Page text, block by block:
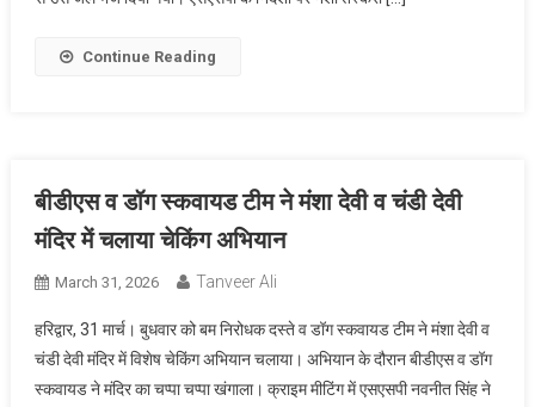
Continue Reading
बीडीएस व डॉग स्कवायड टीम ने मंशा देवी व चंडी देवी
मंदिर में चलाया चेकिंग अभियान
March 31, 2026 Tanveer Ali
हरिद्वार, 31 मार्च। बुधवार को बम निरोधक दस्ते व डॉग स्कवायड टीम ने मंशा देवी व
चंडी देवी मंदिर में विशेष चेकिंग अभियान चलाया। अभियान के दौरान बीडीएस व डॉग
स्कवायड ने मंदिर का चप्पा चप्पा खंगाला। क्राइम मीटिंग में एसएसपी नवनीत सिंह ने